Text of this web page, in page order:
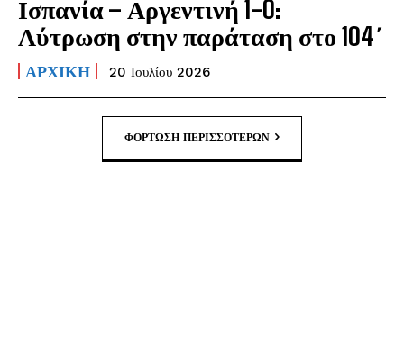
Ισπανία – Αργεντινή 1-0:
Λύτρωση στην παράταση στο 104΄
ΑΡΧΙΚΗ 20 Ιουλίου 2026
ΦΌΡΤΩΣΗ ΠΕΡΙΣΣΟΤΈΡΩΝ